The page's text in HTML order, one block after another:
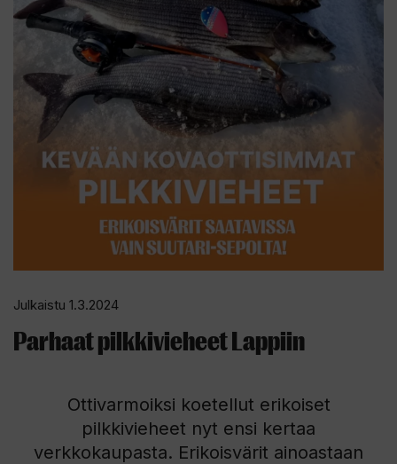
Julkaistu 1.3.2024
Parhaat pilkkivieheet Lappiin
Ottivarmoiksi koetellut erikoiset
pilkkivieheet nyt ensi kertaa
verkkokaupasta. Erikoisvärit ainoastaan